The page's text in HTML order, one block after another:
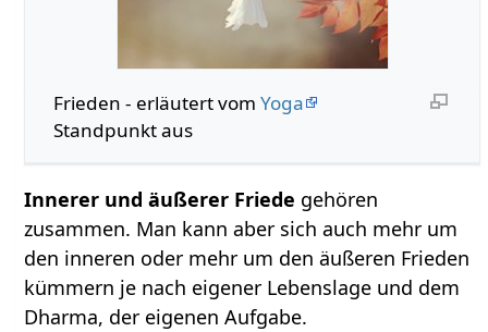
Frieden - erläutert vom Yoga
Standpunkt aus
Innerer und äußerer Friede gehören
zusammen. Man kann aber sich auch mehr um
den inneren oder mehr um den äußeren Frieden
kümmern je nach eigener Lebenslage und dem
Dharma, der eigenen Aufgabe.